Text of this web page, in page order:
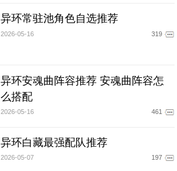
异环常驻池角色自选推荐
2026-05-16 319
异环安魂曲阵容推荐 安魂曲阵容怎
么搭配
2026-05-16 461
异环白藏最强配队推荐
2026-05-07 197